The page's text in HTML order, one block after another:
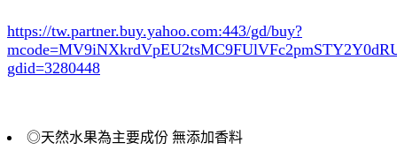
https://tw.partner.buy.yahoo.com:443/gd/buy?
gdid=3280448
◎天然水果為主要成份 無添加香料